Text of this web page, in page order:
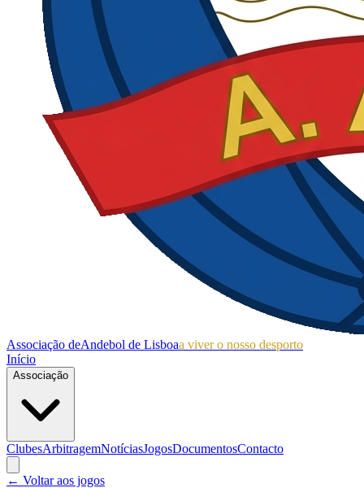
Associação deAndebol de Lisboaa viver o nosso desporto
Início
Associação
ClubesArbitragemNotíciasJogosDocumentosContacto
← Voltar aos jogos